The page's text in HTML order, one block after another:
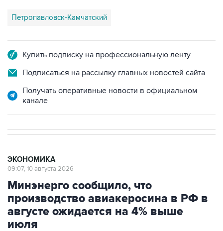
Петропавловск-Камчатский
Купить подписку на профессиональную ленту
Подписаться на рассылку главных новостей сайта
Получать оперативные новости в официальном
канале
ЭКОНОМИКА
09:07, 10 августа 2026
Минэнерго сообщило, что
производство авиакеросина в РФ в
августе ожидается на 4% выше
июля